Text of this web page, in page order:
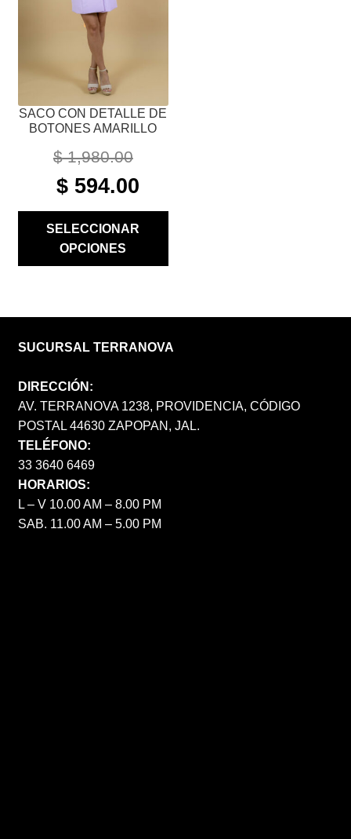
SACO CON DETALLE DE
BOTONES AMARILLO
$1,980.00
ORIGINAL
PRICE
$ 1,980.00.
$ 594.00
SELECCIONAR
OPCIONES
DE
SUCURSAL TERRANOVA
DIRECCIÓN:
AV. TERRANOVA 1238, PROVIDENCIA, CÓDIGO
POSTAL 44630 ZAPOPAN, JAL.
TELÉFONO:
33 3640 6469
HORARIOS:
L – V 10.00 AM – 8.00 PM
SAB. 11.00 AM – 5.00 PM